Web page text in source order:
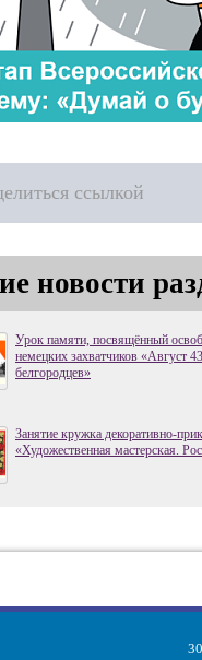
ссылкой
новости
Урок памяти, посвящённый
немецких захватчиков «Август
белгородцев»
Занятие кружка декоративно-
«Художественная мастерская.